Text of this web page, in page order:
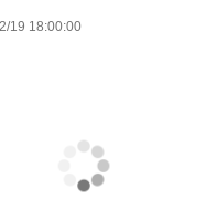
19 18:00:00